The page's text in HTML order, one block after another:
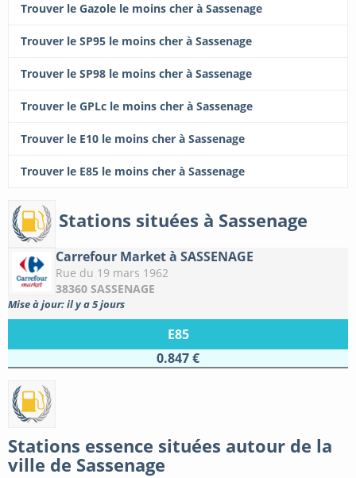
Trouver le Gazole le moins cher à Sassenage
Trouver le SP95 le moins cher à Sassenage
Trouver le SP98 le moins cher à Sassenage
Trouver le GPLc le moins cher à Sassenage
Trouver le E10 le moins cher à Sassenage
Trouver le E85 le moins cher à Sassenage
Stations situées à Sassenage
Carrefour Market à SASSENAGE
Rue du 19 mars 1962
38360 SASSENAGE
Mise à jour: il y a 5 jours
E85
0.847 €
Stations essence situées autour de la
ville de Sassenage